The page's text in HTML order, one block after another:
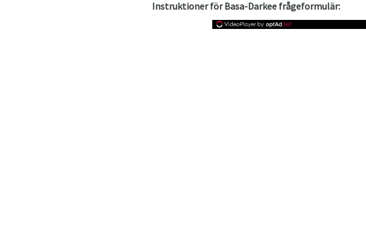
Instruktioner för Basa-Darkee frågeformulär: